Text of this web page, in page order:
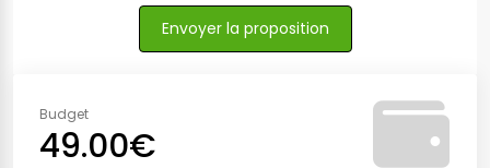
Envoyer la proposition
Budget
49.00€